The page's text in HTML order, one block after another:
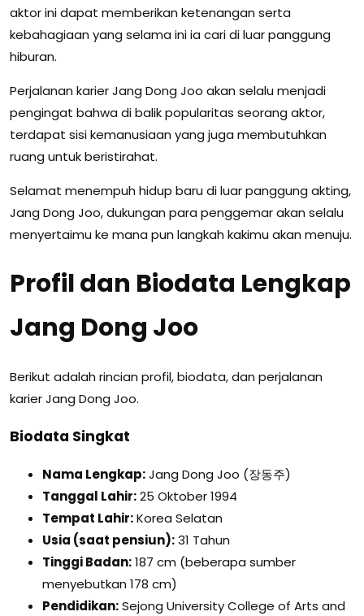
aktor ini dapat memberikan ketenangan serta
kebahagiaan yang selama ini ia cari di luar panggung
hiburan.
Perjalanan karier Jang Dong Joo akan selalu menjadi
pengingat bahwa di balik popularitas seorang aktor,
terdapat sisi kemanusiaan yang juga membutuhkan
ruang untuk beristirahat.
Selamat menempuh hidup baru di luar panggung akting,
Jang Dong Joo, dukungan para penggemar akan selalu
menyertaimu ke mana pun langkah kakimu akan menuju.
Profil dan Biodata Lengkap
Jang Dong Joo
Berikut adalah rincian profil, biodata, dan perjalanan
karier Jang Dong Joo.
Biodata Singkat
Nama Lengkap:Jang Dong Joo (장동주)
Tanggal Lahir:25 Oktober 1994
Tempat Lahir:Korea Selatan
Usia (saat pensiun):31 Tahun
Tinggi Badan:187 cm (beberapa sumber
menyebutkan 178 cm)
Pendidikan:Sejong University College of Arts and